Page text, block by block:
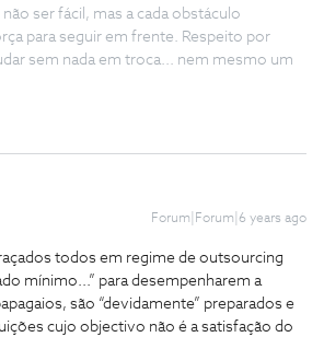
ser fácil, mas a cada obstáculo
para seguir em frente. Respeito por
sem nada em troca... nem mesmo um
Forum|Forum|6 years ago
todos em regime de outsourcing
mínimo...” para desempenharem a
são “devidamente” preparados e
cujo objectivo não é a satisfação do